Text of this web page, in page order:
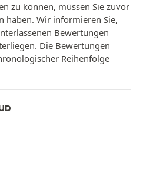
zu können, müssen Sie zuvor
haben. Wir informieren Sie,
Bewertungen
Die Bewertungen
Reihenfolge